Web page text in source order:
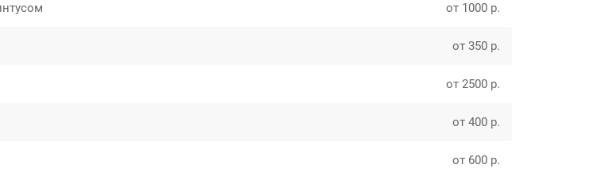
от 1000 р.
от 350 р.
от 2500 р.
от 400 р.
от 600 р.